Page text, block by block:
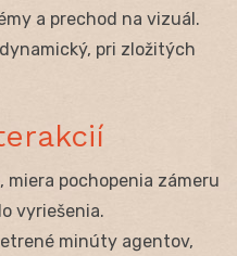
a prechod na vizuál.
pri zložitých
miera pochopenia zámeru
vyriešenia.
minúty agentov,